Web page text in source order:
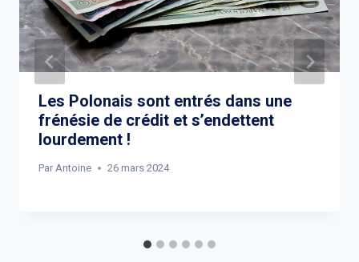
Les Polonais sont entrés dans une
frénésie de crédit et s’endettent
lourdement !
Par Antoine 26 mars 2024